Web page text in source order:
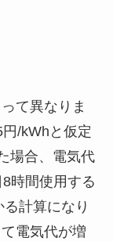
て異なりま
/kWhと仮定
場合、電気代
時間使用する
計算になり
電気代が増